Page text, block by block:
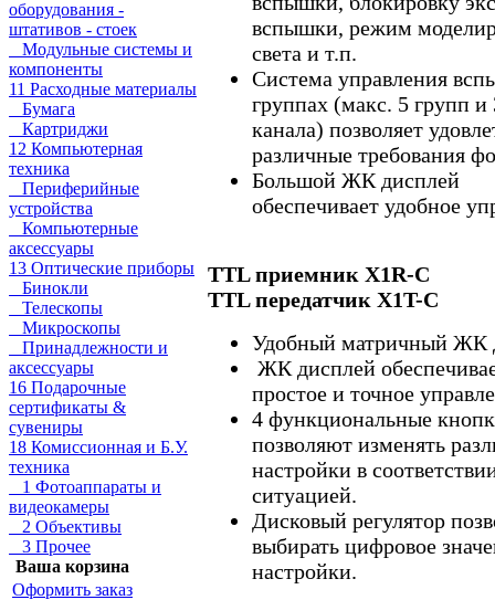
оборудования -
штативов - стоек
Модульные системы и
компоненты
11 Расходные материалы
Бумага
Картриджи
12 Компьютерная
техника
Периферийные
устройства
Компьютерные
аксессуары
13 Оптические приборы
Бинокли
Телескопы
Микроскопы
Принадлежности и
аксессуары
16 Подарочные
сертификаты &
сувениры
18 Комиссионная и Б.У.
техника
1 Фотоаппараты и
видеокамеры
2 Объективы
3 Прочее
Ваша корзина
Оформить заказ
вспышки, режим
света и т.п.
Система управления
группах (макс. 5 групп и
канала) позволяет
различные требования
Большой ЖК дисплей
обеспечивает удобное
TTL приемник X1R-C
TTL передатчик X1T-C
Удобный матричный ЖК
ЖК дисплей
простое и точное
4 функциональные
позволяют изменять
настройки в
ситуацией.
Дисковый регулятор
выбирать цифровое
настройки.